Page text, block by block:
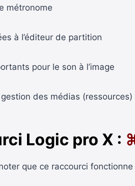
métronome
à l’éditeur de partition
pour le son à l’image
des médias (ressources)
Logic pro X :
que ce raccourci